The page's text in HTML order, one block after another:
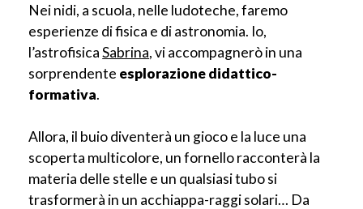
Nei nidi, a scuola, nelle ludoteche, faremo
esperienze di fisica e di astronomia. Io,
l’astrofisicaSabrina, vi accompagnerò in una
sorprendente esplorazione didattico-
formativa.
Allora, il buio diventerà un gioco e la luce una
scoperta multicolore, un fornello racconterà la
materia delle stelle e un qualsiasi tubo si
trasformerà in un acchiappa-raggi solari… Da